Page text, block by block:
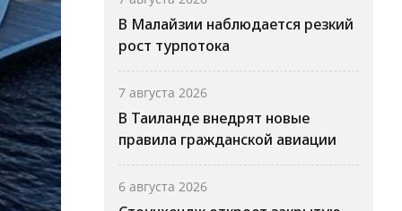
В Малайзии наблюдается резкий
рост турпотока
7 августа 2026
В Таиланде внедрят новые
правила гражданской авиации
6 августа 2026